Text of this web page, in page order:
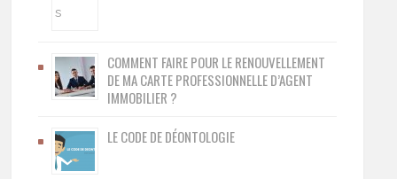
COMMENT FAIRE POUR LE RENOUVELLEMENT
DE MA CARTE PROFESSIONNELLE D’AGENT
IMMOBILIER ?
LE CODE DE DÉONTOLOGIE